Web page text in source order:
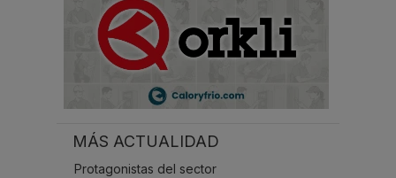
MÁS ACTUALIDAD
Protagonistas del sector